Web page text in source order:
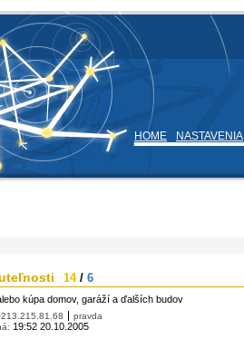
HOME NASTAVENIA
14/ 6
kúpa domov, garáží a ďalších budov
pravda
19:52 20.10.2005